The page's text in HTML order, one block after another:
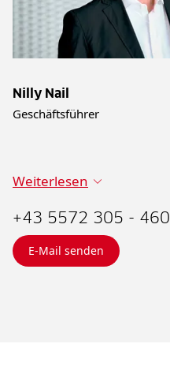
Nilly Nail
Geschäftsführer
Weiterlesen
+43 5572 305 - 460
E-Mail senden